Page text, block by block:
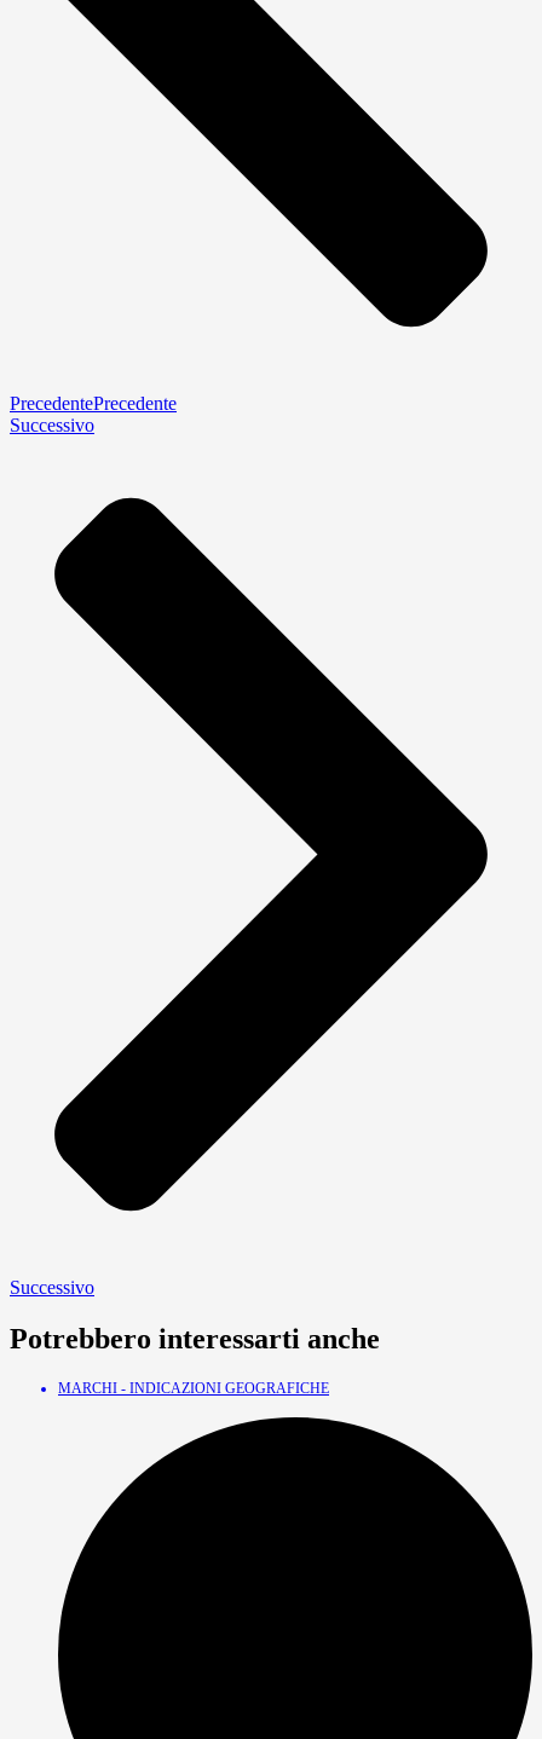
PrecedentePrecedente
Successivo
Successivo
Potrebbero interessarti anche
MARCHI - INDICAZIONI GEOGRAFICHE